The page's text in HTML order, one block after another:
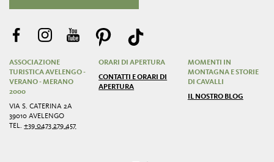
ASSOCIAZIONE
TURISTICA AVELENGO -
VERANO - MERANO
2000
VIA S. CATERINA 2A
39010 AVELENGO
TEL.+39 0473 279 457
ORARI DI APERTURA
CONTATTI E ORARI DI
APERTURA
MOMENTI IN
MONTAGNA E STORIE
DI CAVALLI
IL NOSTRO BLOG